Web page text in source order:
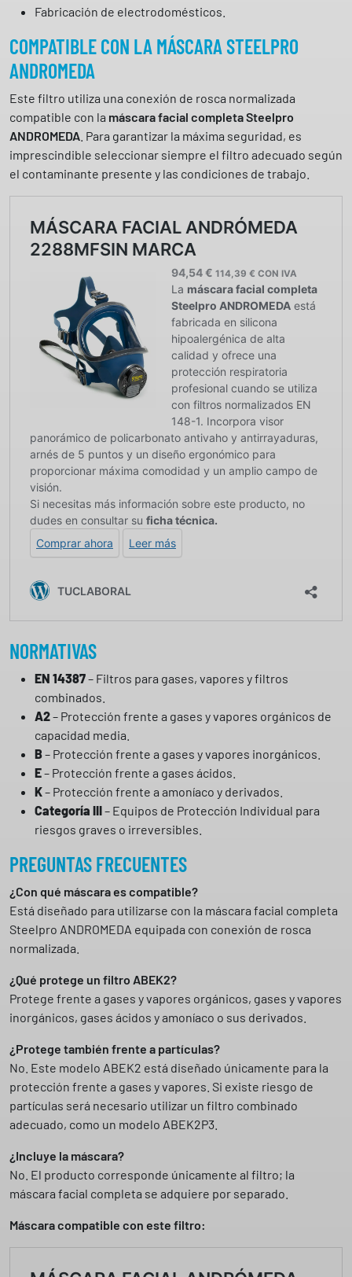
Fabricación de electrodomésticos.
COMPATIBLE CON LA MÁSCARA STEELPRO
ANDROMEDA
Este filtro utiliza una conexión de rosca normalizada
compatible con la máscara facial completa Steelpro
ANDROMEDA . Para garantizar la máxima seguridad, es
imprescindible seleccionar siempre el filtro adecuado según
el contaminante presente y las condiciones de trabajo.
NORMATIVAS
EN 14387– Filtros para gases, vapores y filtros
combinados.
A2– Protección frente a gases y vapores orgánicos de
capacidad media.
B– Protección frente a gases y vapores inorgánicos.
E– Protección frente a gases ácidos.
K– Protección frente a amoníaco y derivados.
Categoría III– Equipos de Protección Individual para
riesgos graves o irreversibles.
PREGUNTAS FRECUENTES
¿Con qué máscara es compatible?
Está diseñado para utilizarse con la máscara facial completa
Steelpro ANDROMEDA equipada con conexión de rosca
normalizada.
¿Qué protege un filtro ABEK2?
Protege frente a gases y vapores orgánicos, gases y vapores
inorgánicos, gases ácidos y amoníaco o sus derivados.
¿Protege también frente a partículas?
No. Este modelo ABEK2 está diseñado únicamente para la
protección frente a gases y vapores. Si existe riesgo de
partículas será necesario utilizar un filtro combinado
adecuado, como un modelo ABEK2P3.
¿Incluye la máscara?
No. El producto corresponde únicamente al filtro; la
máscara facial completa se adquiere por separado.
Máscara compatible con este filtro: